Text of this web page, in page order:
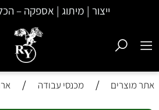
ייצור | מיתוג | אספקה –
אתר מוצרים / מכנסי עבודה /